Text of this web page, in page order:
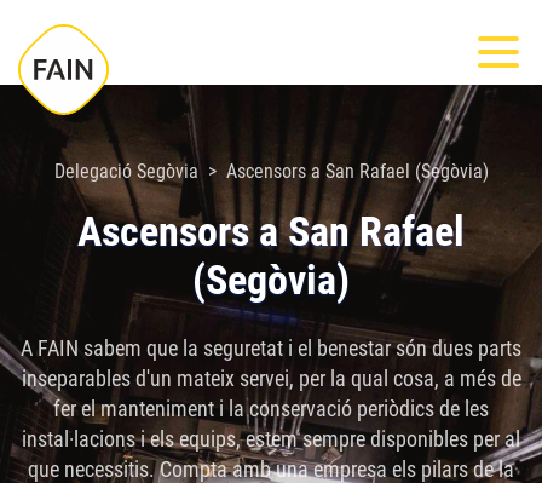
este
sitio
incluyeDelegació Segòvia Ascensors a San Rafael (Segòvia)
Ascensors a San Rafael
(Segòvia)
A FAIN sabem que la seguretat i el benestar són dues parts
inseparables d'un mateix servei, per la qual cosa, a més de
fer el manteniment i la conservació periòdics de les
instal·lacions i els equips, estem sempre disponibles per al
que necessitis. Compta amb una empresa els pilars de la